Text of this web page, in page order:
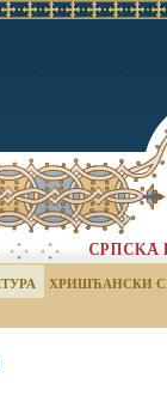
ХРИШЋАНСКИ